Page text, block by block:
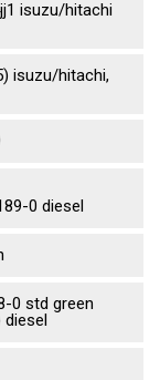
isuzu/hitachi
isuzu/hitachi,
0 diesel
0 std green